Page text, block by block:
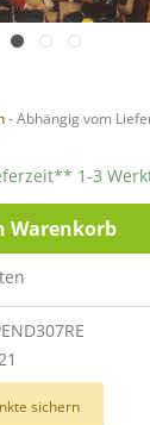
- Abhängig vom
1-3
Warenkorb
sichern